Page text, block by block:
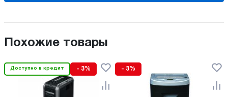
Похожие товары
Доступно в кредит - 3% - 3%